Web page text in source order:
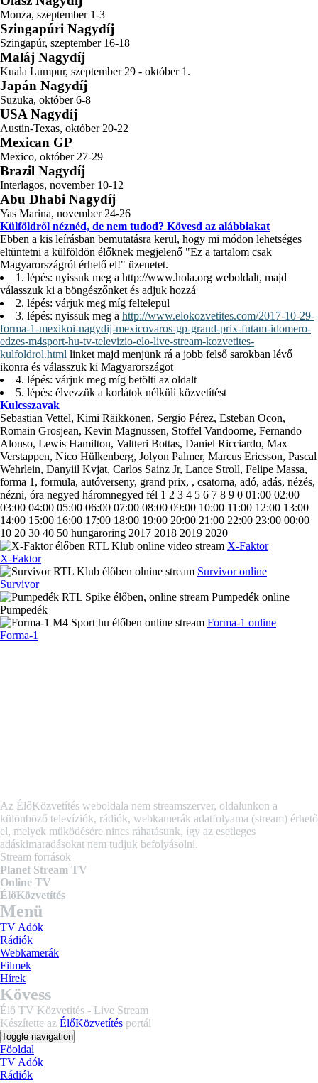
Monza, szeptember 1-3
Szingapúri Nagydíj
Szingapúr, szeptember 16-18
Maláj Nagydíj
Kuala Lumpur, szeptember 29 - október 1.
Japán Nagydíj
Suzuka, október 6-8
USA Nagydíj
Austin-Texas, október 20-22
Mexican GP
Mexico, október 27-29
Brazil Nagydíj
Interlagos, november 10-12
Abu Dhabi Nagydíj
Yas Marina, november 24-26
Külföldről néznéd, de nem tudod? Kövesd az alábbiakat
Ebben a kis leírásban bemutatásra kerül, hogy mi módon lehetséges
eltüntetni a külföldön élőknek megjelenő "Ez a tartalom csak
Magyarországról érhető el!" üzenetet.
1. lépés: nyissuk meg a http://www.hola.org weboldalt, majd
válasszuk ki a böngészőnket és adjuk hozzá
2. lépés: várjuk meg míg feltelepül
3. lépés: nyissuk meg a http://www.elokozvetites.com/2017-10-29-
forma-1-mexikoi-nagydij-mexicovaros-gp-grand-prix-futam-idomero-
edzes-m4sport-hu-tv-televizio-elo-live-stream-kozvetites-
kulfoldrol.html linket majd menjünk rá a jobb felső sarokban lévő
ikonra és válasszuk ki Magyarországot
4. lépés: várjuk meg míg betölti az oldalt
5. lépés: élvezzük a korlátok nélküli közvetítést
Kulcsszavak
Sebastian Vettel, Kimi Räikkönen, Sergio Pérez, Esteban Ocon,
Romain Grosjean, Kevin Magnussen, Stoffel Vandoorne, Fernando
Alonso, Lewis Hamilton, Valtteri Bottas, Daniel Ricciardo, Max
Verstappen, Nico Hülkenberg, Jolyon Palmer, Marcus Ericsson, Pascal
Wehrlein, Danyiil Kvjat, Carlos Sainz Jr, Lance Stroll, Felipe Massa,
forma 1, formula, autóverseny, grand prix, , csatorna, adó, adás, nézés,
nézni, óra negyed háromnegyed fél 1 2 3 4 5 6 7 8 9 0 01:00 02:00
03:00 04:00 05:00 06:00 07:00 08:00 09:00 10:00 11:00 12:00 13:00
14:00 15:00 16:00 17:00 18:00 19:00 20:00 21:00 22:00 23:00 00:00
10 20 30 40 50 hungaroring 2017 2018 2019 2020
X-Faktor
X-Faktor
Survivor online
Survivor
Pumpedék online
Pumpedék
Forma-1 online
Forma-1
Az ÉlőKözvetítés weboldala nem streamszerver, oldalunkon a
különböző televíziók, rádiók, webkamerák adatfolyama (stream) érhető
el, melyek működésére nincs ráhatásunk, így az esetleges
adáskimaradásokat nem tudjuk befolyásolni.
Stream források
Planet Stream TV
Online TV
ÉlőKözvetítés
Menü
TV Adók
Rádiók
Webkamerák
Filmek
Hírek
Kövess
Élő TV Közvetítés - Live Stream
Készítette az ÉlőKözvetítés portál
Toggle navigation
Főoldal
TV Adók
Rádiók